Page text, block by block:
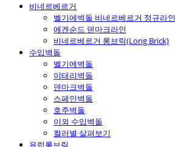
비네르베르거
벨기에벽돌 비네르베르거 정규라인
에겐순드 덴마크라인
비네르베르거 롱브릭(Long Brick)
수입벽돌
벨기에벽돌
이태리벽돌
덴마크벽돌
스페인벽돌
호주벽돌
이외 수입벽돌
컬러별 살펴보기
유럽롱브릭